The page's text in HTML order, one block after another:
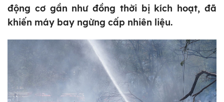
động cơ gần như đồng thời bị kích hoạt, đã
khiến máy bay ngừng cấp nhiên liệu.